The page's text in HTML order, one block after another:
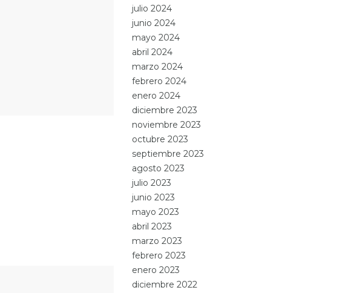
julio 2024
junio 2024
mayo 2024
abril 2024
marzo 2024
febrero 2024
enero 2024
diciembre 2023
noviembre 2023
octubre 2023
septiembre 2023
agosto 2023
julio 2023
junio 2023
mayo 2023
abril 2023
marzo 2023
febrero 2023
enero 2023
diciembre 2022